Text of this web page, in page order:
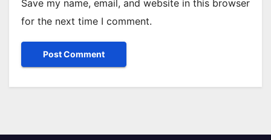
Save my name, email, and website in this browser
for the next time I comment.